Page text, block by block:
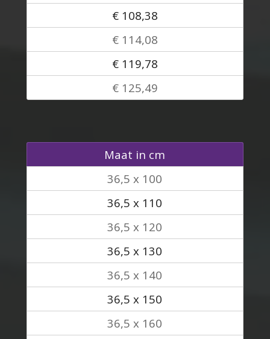
€ 108,38
€ 114,08
€ 119,78
€ 125,49
Maat in cm
36,5 x 100
36,5 x 110
36,5 x 120
36,5 x 130
36,5 x 140
36,5 x 150
36,5 x 160